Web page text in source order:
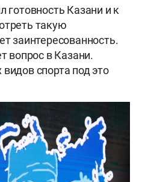
готовность Казани и к
такую
заинтересованность.
вопрос в Казани.
спорта под это